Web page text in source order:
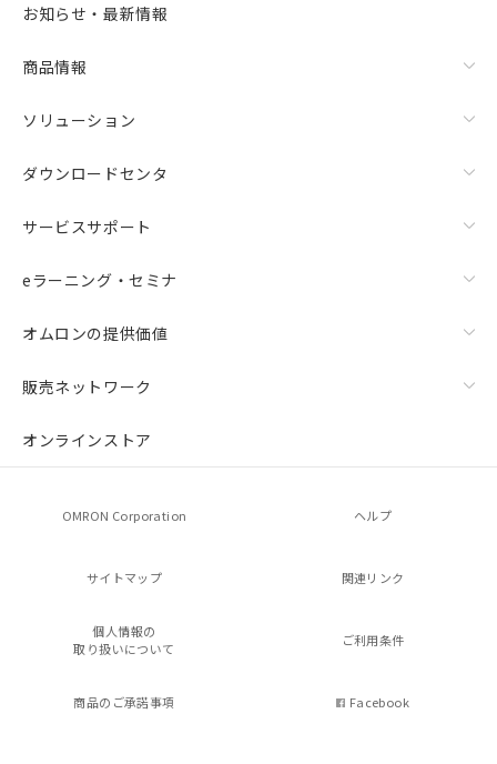
お知らせ・最新情報
商品情報
ソリューション
ダウンロードセンタ
サービスサポート
eラーニング・セミナ
オムロンの提供価値
販売ネットワーク
オンラインストア
OMRON Corporation ヘルプ
サイトマップ 関連リンク
個人情報の
取り扱いについて
ご利用条件
商品のご承諾事項 Facebook